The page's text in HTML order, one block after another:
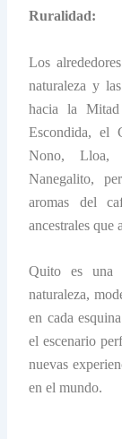
Ruralidad:
Los
naturaleza y
hacia la
Escondida, el
Nono, Lloa,
Nanegalito,
aromas del
ancestrales que
Quito es una
naturaleza,
en cada
el escenario
nuevas
en el mundo.